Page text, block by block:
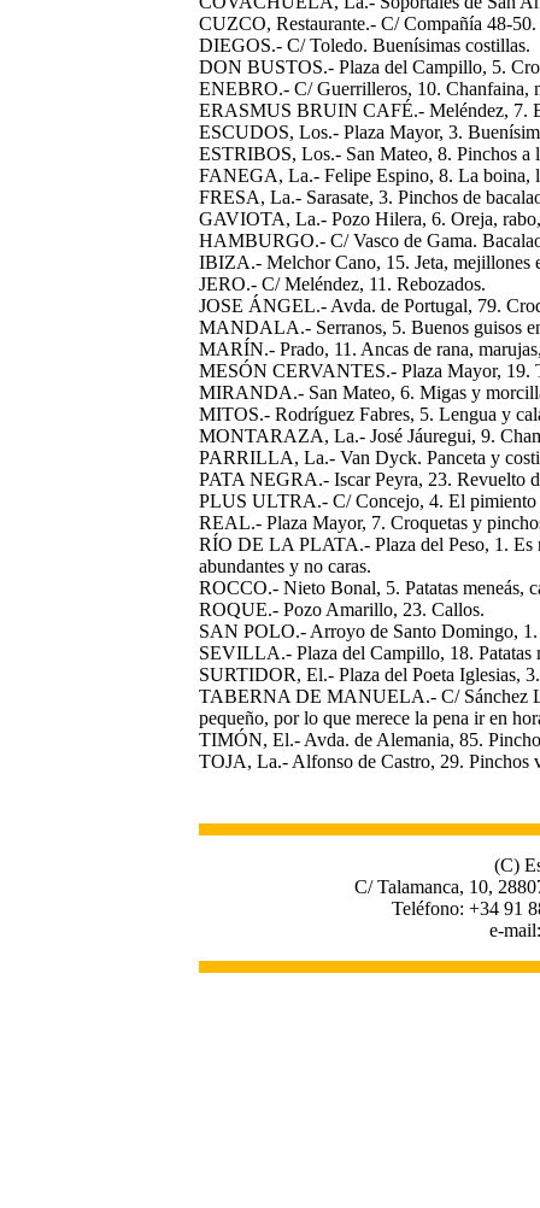
CUZCO, Restaurante.- C/ Compañía 48-50.
DIEGOS.- C/ Toledo. Buenísimas costillas.
DON BUSTOS.- Plaza del Campillo, 5.
ENEBRO.- C/ Guerrilleros, 10. Chanfaina,
ERASMUS BRUIN CAFÉ.- Meléndez, 7.
ESCUDOS, Los.- Plaza Mayor, 3.
ESTRIBOS, Los.- San Mateo, 8. Pinchos a
FANEGA, La.- Felipe Espino, 8. La boina,
FRESA, La.- Sarasate, 3. Pinchos de
GAVIOTA, La.- Pozo Hilera, 6. Oreja,
HAMBURGO.- C/ Vasco de Gama.
IBIZA.- Melchor Cano, 15. Jeta, mejillones
JERO.- C/ Meléndez, 11. Rebozados.
JOSE ÁNGEL.- Avda. de Portugal, 79.
MANDALA.- Serranos, 5. Buenos guisos
MARÍN.- Prado, 11. Ancas de rana,
MESÓN CERVANTES.- Plaza Mayor, 19.
MIRANDA.- San Mateo, 6. Migas y
MITOS.- Rodríguez Fabres, 5. Lengua y
MONTARAZA, La.- José Jáuregui, 9.
PARRILLA, La.- Van Dyck. Panceta y
PATA NEGRA.- Iscar Peyra, 23. Revuelto
PLUS ULTRA.- C/ Concejo, 4. El pimiento
REAL.- Plaza Mayor, 7. Croquetas y
RÍO DE LA PLATA.- Plaza del Peso, 1. Es
abundantes y no caras.
ROCCO.- Nieto Bonal, 5. Patatas meneás,
ROQUE.- Pozo Amarillo, 23. Callos.
SAN POLO.- Arroyo de Santo Domingo,
SEVILLA.- Plaza del Campillo, 18. Patatas
SURTIDOR, El.- Plaza del Poeta Iglesias,
TABERNA DE MANUELA.- C/ Sánchez
pequeño, por lo que merece la pena ir en
TIMÓN, El.- Avda. de Alemania, 85.
TOJA, La.- Alfonso de Castro, 29. Pinchos
(C)
C/ Talamanca, 10,
Teléfono: +34 91
e-